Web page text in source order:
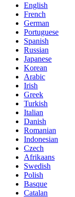
English
French
German
Portuguese
Spanish
Russian
Japanese
Korean
Arabic
Irish
Greek
Turkish
Italian
Danish
Romanian
Indonesian
Czech
Afrikaans
Swedish
Polish
Basque
Catalan